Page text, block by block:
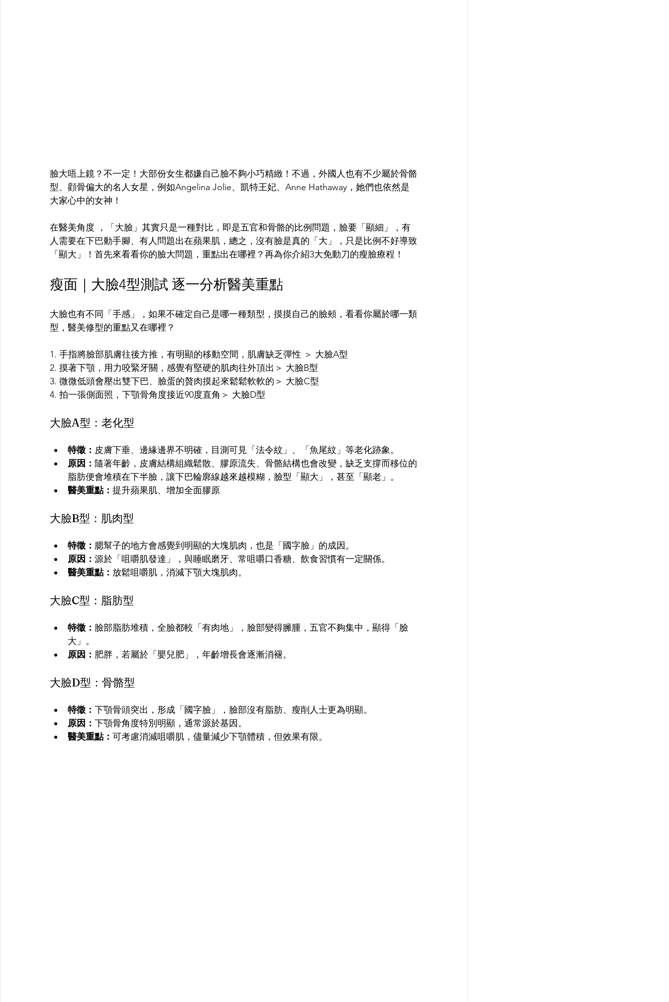
臉大唔上鏡？不一定！大部份女生都嫌自己臉不夠小巧精緻！不過，外國人也有不少屬於骨骼
型、顴骨偏大的名人女星，例如Angelina Jolie、凱特王妃、Anne Hathaway，她們也依然是
大家心中的女神！
在醫美角度 ，「大臉」其實只是一種對比，即是五官和骨骼的比例問題，臉要「顯細」，有
人需要在下巴動手腳、有人問題出在蘋果肌，總之，沒有臉是真的「大」，只是比例不好導致
「顯大」！首先來看看你的臉大問題，重點出在哪裡？再為你介紹3大免動刀的瘦臉療程！
瘦面｜大臉4型測試 逐一分析醫美重點
大臉也有不同「手感」，如果不確定自己是哪一種類型，摸摸自己的臉頰，看看你屬於哪一類
型，醫美修型的重點又在哪裡？
1. 手指將臉部肌膚往後方推，有明顯的移動空間，肌膚缺乏彈性 ＞ 大臉A型
2. 摸著下顎，用力咬緊牙關，感覺有堅硬的肌肉往外頂出＞ 大臉B型
3. 微微低頭會壓出雙下巴、臉蛋的贅肉摸起來鬆鬆軟軟的＞ 大臉C型
4. 拍一張側面照，下顎骨角度接近90度直角＞ 大臉D型
大臉A型：老化型
特徵： 皮膚下垂、邊緣邊界不明確，目測可見「法令紋」、「魚尾紋」等老化跡象。
原因： 隨著年齡，皮膚結構組織鬆散、膠原流失、骨骼結構也會改變，缺乏支撐而移位的
脂肪便會堆積在下半臉，讓下巴輪廓線越來越模糊，臉型「顯大」，甚至「顯老」。
醫美重點： 提升蘋果肌、增加全面膠原
大臉B型：肌肉型
特徵： 腮幫子的地方會感覺到明顯的大塊肌肉，也是「國字臉」的成因。
原因： 源於「咀嚼肌發達」，與睡眠磨牙、常咀嚼口香糖、飲食習慣有一定關係。
醫美重點： 放鬆咀嚼肌，消減下顎大塊肌肉。
大臉C型：脂肪型
特徵： 臉部脂肪堆積，全臉都較「有肉地」，臉部變得臃腫，五官不夠集中，顯得「臉
大」。
原因： 肥胖，若屬於「嬰兒肥」，年齡增長會逐漸消褪。
大臉D型：骨骼型
特徵： 下顎骨頭突出，形成「國字臉」，臉部沒有脂肪、瘦削人士更為明顯。
原因： 下顎骨角度特別明顯，通常源於基因。
醫美重點： 可考慮消減咀嚼肌，儘量減少下顎體積，但效果有限。